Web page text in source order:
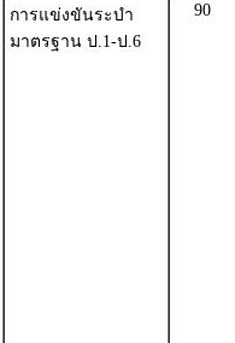
การแข่งขันระบำ
มาตรฐาน ป.1-ป.6
90